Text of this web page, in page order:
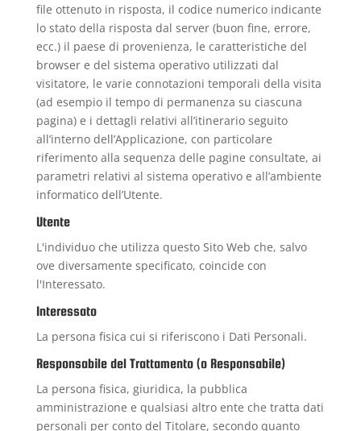
file ottenuto in risposta, il codice numerico indicante
lo stato della risposta dal server (buon fine, errore,
ecc.) il paese di provenienza, le caratteristiche del
browser e del sistema operativo utilizzati dal
visitatore, le varie connotazioni temporali della visita
(ad esempio il tempo di permanenza su ciascuna
pagina) e i dettagli relativi all’itinerario seguito
all’interno dell’Applicazione, con particolare
riferimento alla sequenza delle pagine consultate, ai
parametri relativi al sistema operativo e all’ambiente
informatico dell’Utente.
Utente
L'individuo che utilizza questo Sito Web che, salvo
ove diversamente specificato, coincide con
l'Interessato.
Interessato
La persona fisica cui si riferiscono i Dati Personali.
Responsabile del Trattamento (o Responsabile)
La persona fisica, giuridica, la pubblica
amministrazione e qualsiasi altro ente che tratta dati
personali per conto del Titolare, secondo quanto